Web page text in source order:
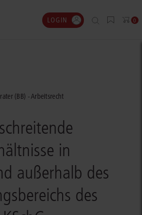
LOGIN 0
(BB) - Arbeitsrecht
in
außerhalb des
des